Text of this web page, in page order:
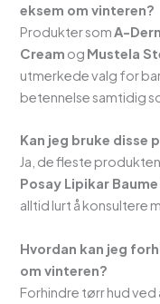
eksem om vinteren?
Produkter somA-
Cream og Mustela
utmerkede valg for
betennelse samtidig
Kan jeg bruke disse
Ja, de fleste
Posay Lipikar Baume
alltid lurt å konsultere
Hvordan kan jeg
om vinteren?
Forhindre tørr hud